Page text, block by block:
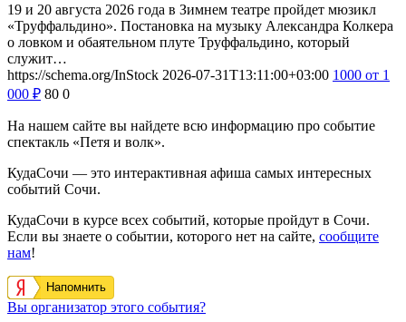
19 и 20 августа 2026 года в Зимнем театре пройдет мюзикл
«Труффальдино». Постановка на музыку Александра Колкера
о ловком и обаятельном плуте Труффальдино, который
служит…
https://schema.org/InStock 2026-07-31T13:11:00+03:00 1000 от 1
000 ₽ 80 0
На нашем сайте вы найдете всю информацию про событие
спектакль «Петя и волк».
КудаСочи — это интерактивная афиша самых интересных
событий Сочи.
КудаСочи в курсе всех событий, которые пройдут в Сочи.
Если вы знаете о событии, которого нет на сайте, сообщите
нам!
Напомнить
Вы организатор этого события?